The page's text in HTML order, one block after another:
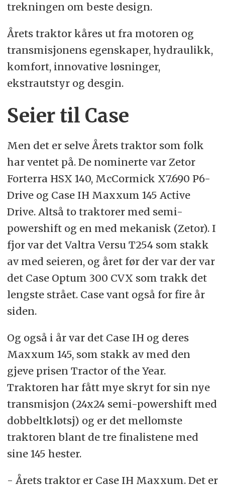
trekningen om beste design.
Årets traktor kåres ut fra motoren og
transmisjonens egenskaper, hydraulikk,
komfort, innovative løsninger,
ekstrautstyr og desgin.
Seier til Case
Men det er selve Årets traktor som folk
har ventet på. De nominerte var Zetor
Forterra HSX 140, McCormick X7.690 P6-
Drive og Case IH Maxxum 145 Active
Drive. Altså to traktorer med semi-
powershift og en med mekanisk (Zetor). I
fjor var det Valtra Versu T254 som stakk
av med seieren, og året før der var der var
det Case Optum 300 CVX som trakk det
lengste strået. Case vant også for fire år
siden.
Og også i år var det Case IH og deres
Maxxum 145, som stakk av med den
gjeve prisen Tractor of the Year.
Traktoren har fått mye skryt for sin nye
transmisjon (24x24 semi-powershift med
dobbeltkløtsj) og er det mellomste
traktoren blant de tre finalistene med
sine 145 hester.
- Årets traktor er Case IH Maxxum. Det er